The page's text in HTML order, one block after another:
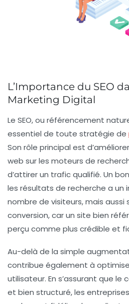
L’Importance du SEO
Marketing Digital
Le SEO, ou référencement
essentiel de toute stratégie de
Son rôle principal est
web sur les moteurs de
d’attirer un trafic qualifié. Un
les résultats de recherche a un
nombre de visiteurs, mais aussi
conversion, car un site bien
perçu comme plus crédible et
Au-delà de la simple
contribue également à
utilisateur. En s’assurant que
et bien structuré, les